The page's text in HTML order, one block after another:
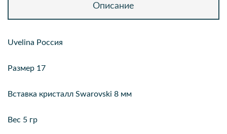
Описание
Uvelina Россия
Размер 17
Вставка кристалл Swarovski 8 мм
Вес 5 гр